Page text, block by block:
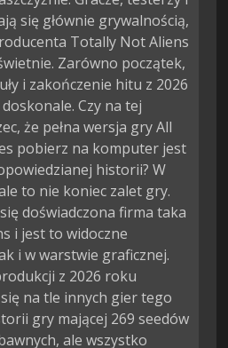
się głównie grywalnością,
Totally Not Aliens
Zarówno początek,
i zakończenie hitu z 2026
Czy na tej
że pełna wersja gry All
pobierz na komputer jest
historii? W
to nie koniec zalet gry.
doświadczona firma taka
i jest to widoczne
i w warstwie graficznej.
z 2026 roku
na tle innych gier tego
gry mającej 269 seedów
ale wszystko